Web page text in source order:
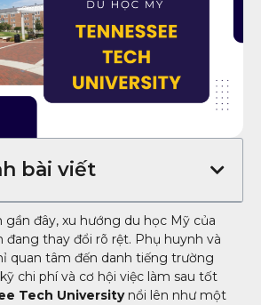
bài viết
đây, xu hướng du học Mỹ của
đang thay đổi rõ rệt. Phụ huynh và
quan tâm đến danh tiếng trường
chi phí và cơ hội việc làm sau tốt
Tech Universitynổi lên như một